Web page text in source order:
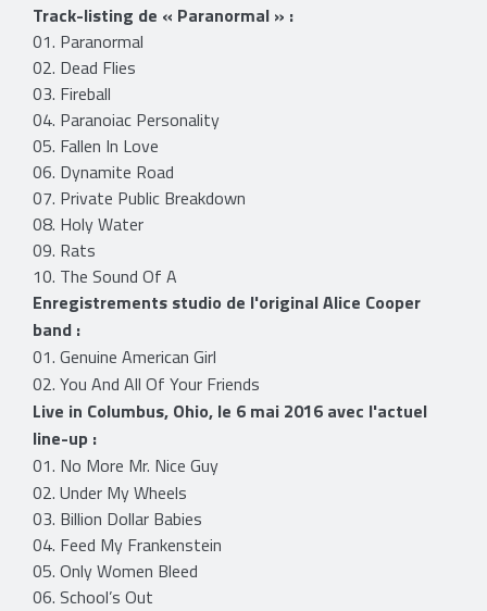
Track-listing de « Paranormal » :
01. Paranormal
02. Dead Flies
03. Fireball
04. Paranoiac Personality
05. Fallen In Love
06. Dynamite Road
07. Private Public Breakdown
08. Holy Water
09. Rats
10. The Sound Of A
Enregistrements studio de l'original Alice Cooper
band :
01. Genuine American Girl
02. You And All Of Your Friends
Live in Columbus, Ohio, le 6 mai 2016 avec l'actuel
line-up :
01. No More Mr. Nice Guy
02. Under My Wheels
03. Billion Dollar Babies
04. Feed My Frankenstein
05. Only Women Bleed
06. School’s Out